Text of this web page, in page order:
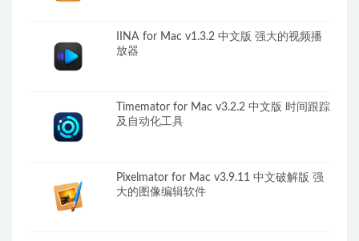
IINA for Mac v1.3.2 中文版 强大的视频播
放器
Timemator for Mac v3.2.2 中文版 时间跟踪
及自动化工具
Pixelmator for Mac v3.9.11 中文破解版 强
大的图像编辑软件